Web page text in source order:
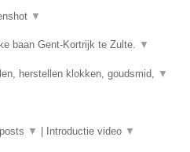
▼
baan Gent-Kortrijk te Zulte. ▼
herstellen klokken, goudsmid, ▼
▼ Introductie video ▼